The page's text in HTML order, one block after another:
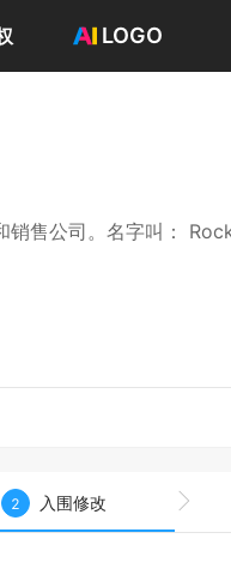
LOGO
登录 / 注册
销售公司。名字叫：
2 入围修改